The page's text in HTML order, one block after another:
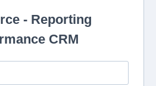
- Reporting
CRM